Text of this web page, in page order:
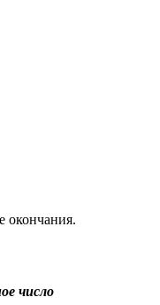
окончания.
число